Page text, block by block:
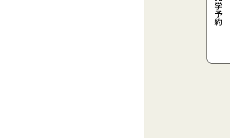
見学予約